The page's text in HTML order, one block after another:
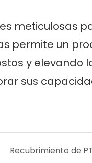
meticulosas
permite un
y elevando
sus